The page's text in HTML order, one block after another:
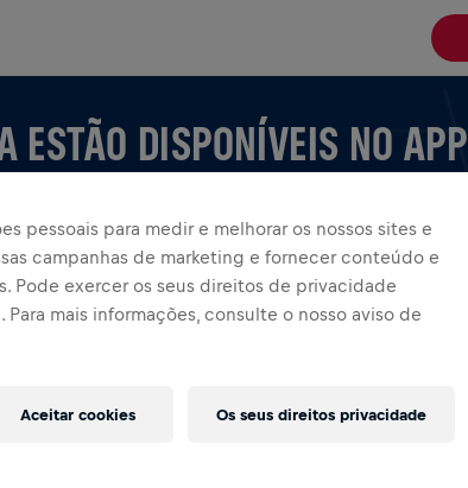
ESTÃO DISPONÍVEIS NO APP
pessoais para medir e melhorar os nossos sites e
campanhas de marketing e fornecer conteúdo e
Pode exercer os seus direitos de privacidade
mais informações, consulte o nosso aviso de
Os seus direitos privacidade
Aceitar cookies